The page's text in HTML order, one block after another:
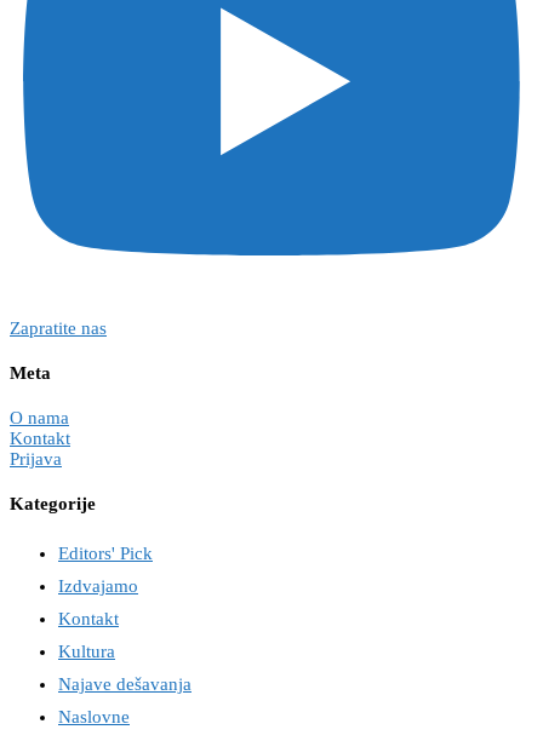
Zapratite nas
Meta
O nama
Kontakt
Prijava
Kategorije
Editors' Pick
Izdvajamo
Kontakt
Kultura
Najave dešavanja
Naslovne